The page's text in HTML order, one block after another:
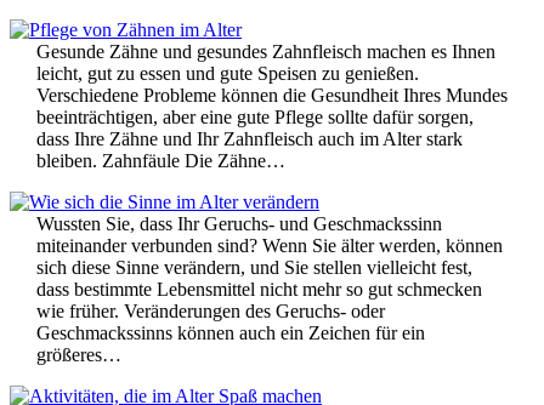
Gesunde Zähne und gesundes Zahnfleisch machen es Ihnen
leicht, gut zu essen und gute Speisen zu genießen.
Verschiedene Probleme können die Gesundheit Ihres Mundes
beeinträchtigen, aber eine gute Pflege sollte dafür sorgen,
dass Ihre Zähne und Ihr Zahnfleisch auch im Alter stark
bleiben. Zahnfäule Die Zähne…
Wussten Sie, dass Ihr Geruchs- und Geschmackssinn
miteinander verbunden sind? Wenn Sie älter werden, können
sich diese Sinne verändern, und Sie stellen vielleicht fest,
dass bestimmte Lebensmittel nicht mehr so gut schmecken
wie früher. Veränderungen des Geruchs- oder
Geschmackssinns können auch ein Zeichen für ein
größeres…